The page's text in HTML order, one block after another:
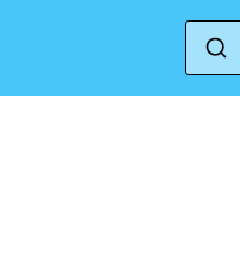
Jordan Stadium 90 PS 'White